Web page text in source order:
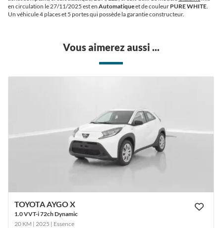
en circulation le 27/11/2025 est en Automatiqueet de couleur PURE WHITE.
Un véhicule 4 places et 5 portes qui possède la garantie constructeur.
Vous aimerez aussi ...
TOYOTA AYGO X
1.0 VVT-i 72ch Dynamic
20 KM | 2025 | Essence